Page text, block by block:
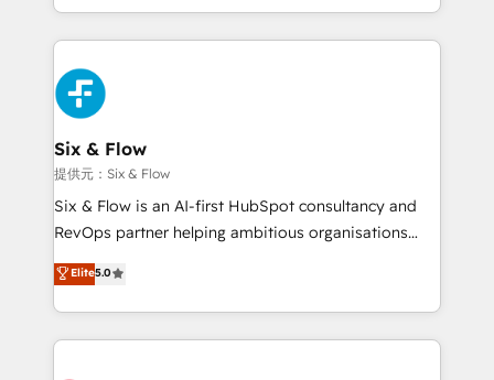
relationships with customers - Make better
decisions with data - Find a new voice and reach
more people - Get the most out of your HubSpot
investment
so selling and actually engaging with your customers
feels easy and pain-free. We are a top ranked
HubSpot Elite Partner, winner of Rookie of the Year
and Customer First Awards, 4.9/5 rating in HubSpot
Reviews and 4.9/5 rating in Clutch Reviews. Digifianz
helps the following industries: logistics & 3PL, home
improvement & construction, branding and
commercialization, real estate, health, education,
SaaS, Software Dev & IT and consulting, make the
the United States, EU, UAE, Mexico and Latin
America. From casual user to super fan: make
Six & Flow
提供元：Six & Flow
Six & Flow is an AI-first HubSpot consultancy and
RevOps partner helping ambitious organisations
grow with clarity, confidence, and intelligence.
Operating across the UK, Netherlands, Ireland, and
Canada, we’ve delivered thousands of successful
HubSpot projects for mid-market and enterprise
Elite5.0